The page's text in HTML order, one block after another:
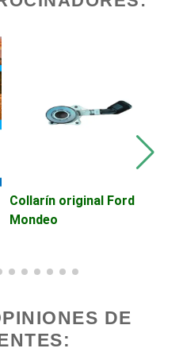
Collarín original Ford
Mondeo
DE